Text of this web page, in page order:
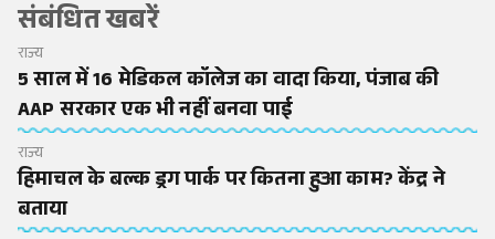
संबंधित खबरें
राज्य
5 साल में 16 मेडिकल कॉलेज का वादा किया, पंजाब की
AAP सरकार एक भी नहीं बनवा पाई
राज्य
हिमाचल के बल्क ड्रग पार्क पर कितना हुआ काम? केंद्र ने
बताया